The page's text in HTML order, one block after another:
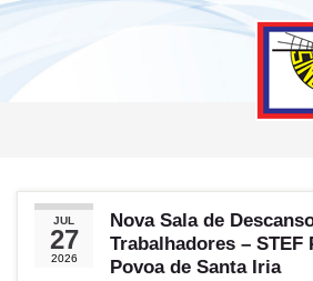
JUL
27
2026
Nova Sala de
Trabalhadores – STEF
Povoa de Santa Iria